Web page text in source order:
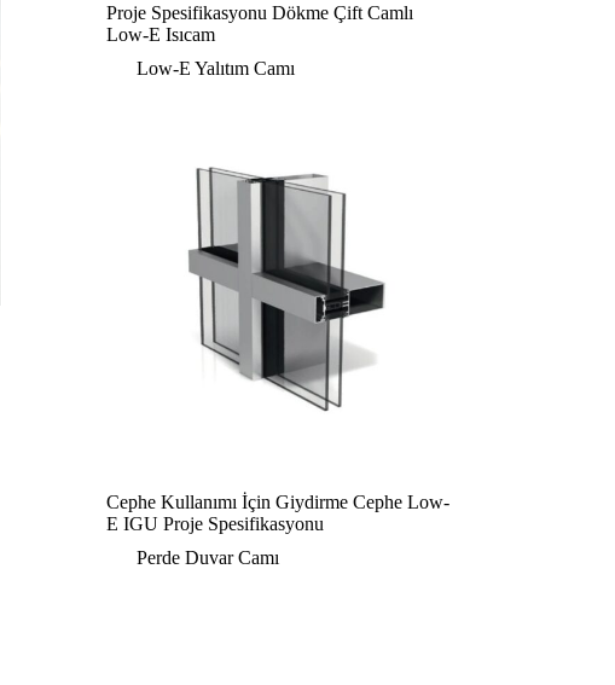
Proje Spesifikasyonu Dökme Çift Camlı
Low-E Isıcam
Low-E Yalıtım Camı
Cephe Kullanımı İçin Giydirme Cephe Low-
E IGU Proje Spesifikasyonu
Perde Duvar Camı